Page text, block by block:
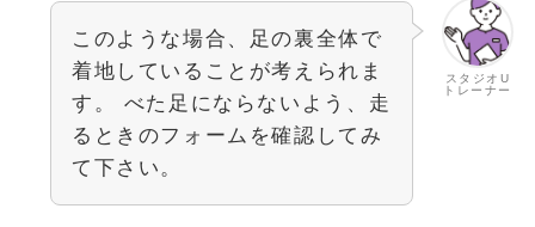
スタジオU
トレーナー
このような場合、足の裏全体で
着地していることが考えられま
す。 べた足にならないよう、走
るときのフォームを確認してみ
て下さい。